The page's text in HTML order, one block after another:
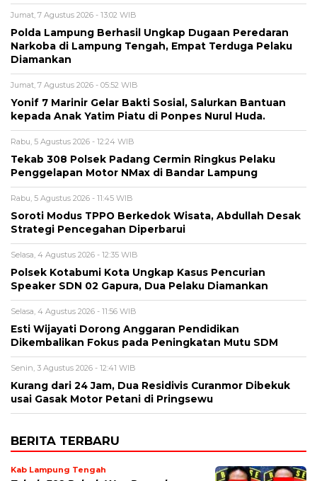
Jumat, 7 Agustus 2026 - 13:02 WIB
Polda Lampung Berhasil Ungkap Dugaan Peredaran
Narkoba di Lampung Tengah, Empat Terduga Pelaku
Diamankan
Jumat, 7 Agustus 2026 - 05:52 WIB
Yonif 7 Marinir Gelar Bakti Sosial, Salurkan Bantuan
kepada Anak Yatim Piatu di Ponpes Nurul Huda.
Rabu, 5 Agustus 2026 - 12:24 WIB
Tekab 308 Polsek Padang Cermin Ringkus Pelaku
Penggelapan Motor NMax di Bandar Lampung
Rabu, 5 Agustus 2026 - 11:45 WIB
Soroti Modus TPPO Berkedok Wisata, Abdullah Desak
Strategi Pencegahan Diperbarui
Selasa, 4 Agustus 2026 - 12:35 WIB
Polsek Kotabumi Kota Ungkap Kasus Pencurian
Speaker SDN 02 Gapura, Dua Pelaku Diamankan
Selasa, 4 Agustus 2026 - 11:56 WIB
Esti Wijayati Dorong Anggaran Pendidikan
Dikembalikan Fokus pada Peningkatan Mutu SDM
Senin, 3 Agustus 2026 - 12:41 WIB
Kurang dari 24 Jam, Dua Residivis Curanmor Dibekuk
usai Gasak Motor Petani di Pringsewu
BERITA TERBARU
Kab Lampung Tengah